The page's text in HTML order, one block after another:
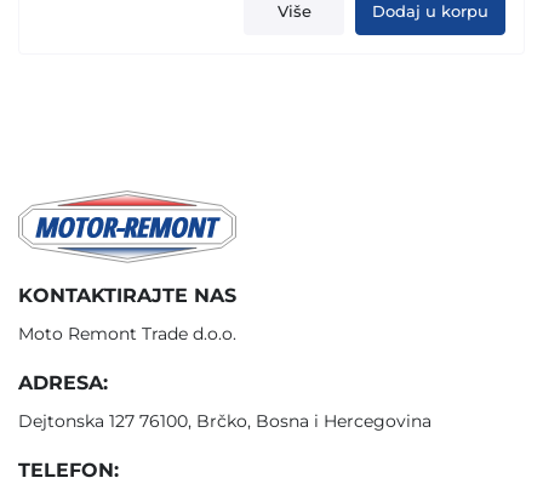
Više Dodaj u korpu
KONTAKTIRAJTE NAS
Moto Remont Trade d.o.o.
ADRESA:
Dejtonska 127 76100, Brčko, Bosna i Hercegovina
TELEFON: